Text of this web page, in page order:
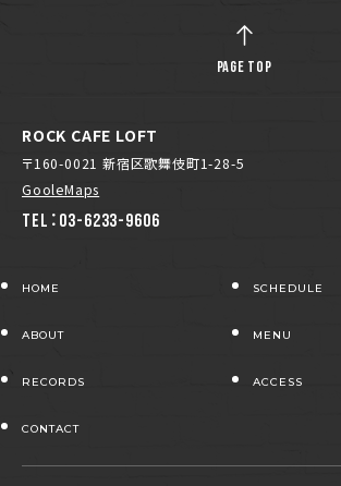
ROCK CAFE LOFT
〒160-0021 新宿区歌舞伎町1-28-5
GooleMaps
TEL：03-6233-9606
HOME SCHEDULE
ABOUT MENU
RECORDS ACCESS
CONTACT
PAGE TOP